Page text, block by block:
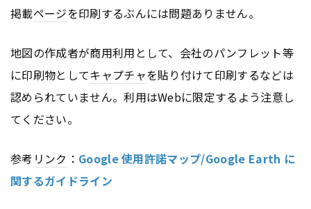
掲載ページを印刷するぶんには問題ありません。
地図の作成者が商用利用として、会社のパンフレット等
に印刷物としてキャプチャを貼り付けて印刷するなどは
認められていません。利用はWebに限定するよう注意し
てください。
参考 リンク ： Google 使用許諾マップ/Google Earth に
関するガイドライン